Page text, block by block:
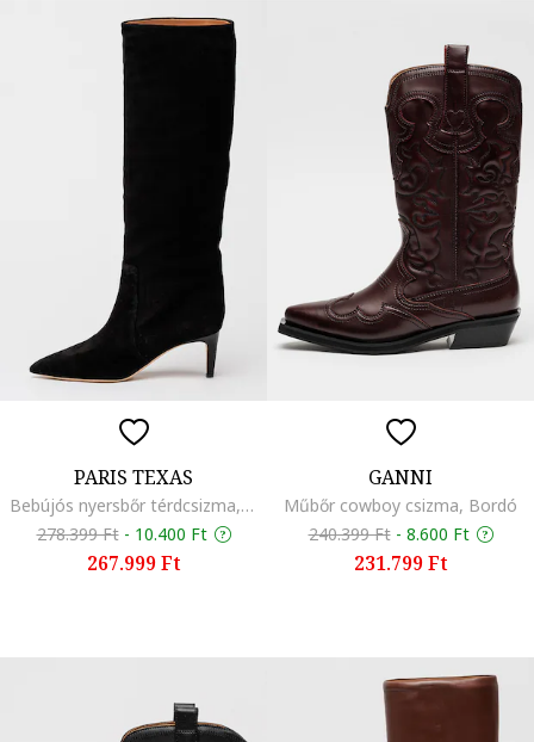
PARIS TEXAS
Bebújós nyersbőr térdcsizma, Fekete
278.399 Ft - 10.400 Ft
267.999 Ft
GANNI
Műbőr cowboy csizma, Bordó
240.399 Ft - 8.600 Ft
231.799 Ft